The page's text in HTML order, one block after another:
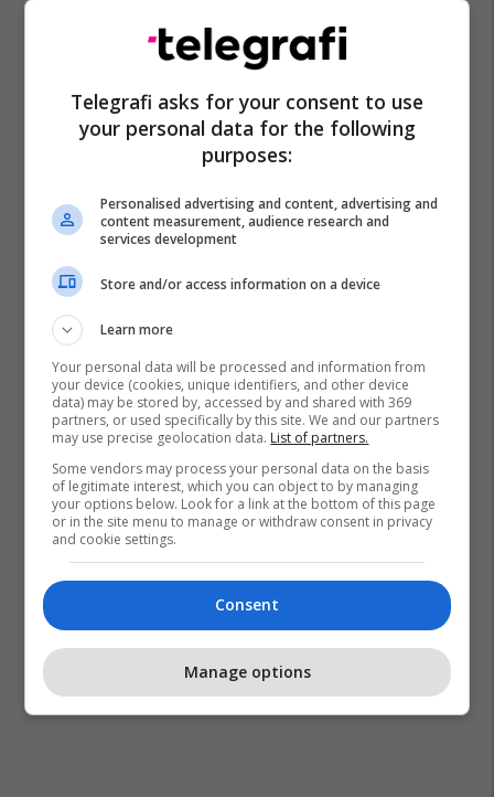
Estrada Shqiptare Getinjo
Telegrafi asks for your consent to use
your personal data for the following
purposes:
Personalised advertising and content, advertising and
content measurement, audience research and
services development
Store and/or access information on a device
Learn more
Your personal data will be processed and information from
your device (cookies, unique identifiers, and other device
data) may be stored by, accessed by and shared with 369
partners, or used specifically by this site. We and our partners
may use precise geolocation data. List of partners.
Some vendors may process your personal data on the basis
of legitimate interest, which you can object to by managing
your options below. Look for a link at the bottom of this page
or in the site menu to manage or withdraw consent in privacy
and cookie settings.
Consent
Manage options